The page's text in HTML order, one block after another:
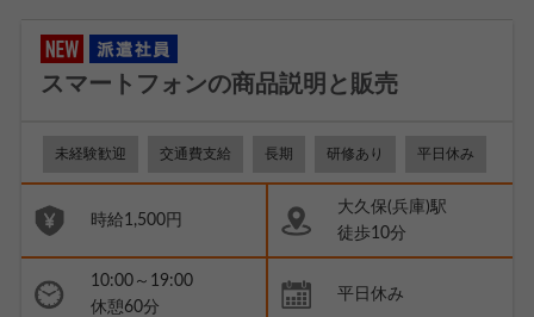
スマートフォンの商品説明と販売
未経験歓迎 交通費支給 長期 研修あり 平日休み
時給1,500円
大久保(兵庫)駅
徒歩10分
10:00～19:00
休憩60分
平日休み